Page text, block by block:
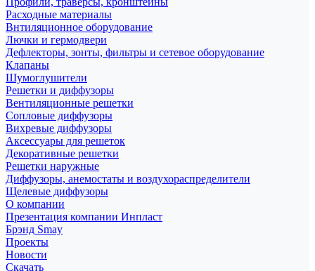
Расходные материалы
Внтиляционное оборудование
Лючки и гермодвери
Дефлекторы, зонты, фильтры и сетевое оборудование
Клапаны
Шумоглушители
Решетки и диффузоры
Вентиляционные решетки
Сопловые диффузоры
Вихревые диффузоры
Аксессуары для решеток
Декоративные решетки
Решетки наружные
Диффузоры, анемостаты и воздухораспределители
Щелевые диффузоры
О компании
Презентация компании Инпласт
Брэнд Smay
Проекты
Новости
Скачать